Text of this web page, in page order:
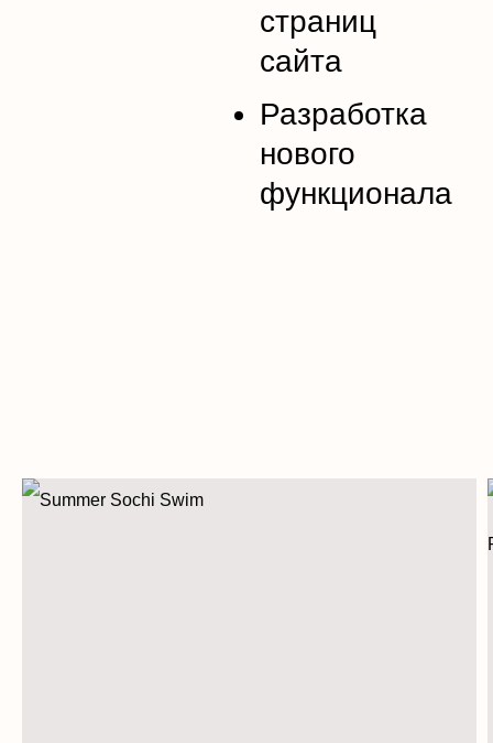
страниц
сайта
Разработка
нового
функционала